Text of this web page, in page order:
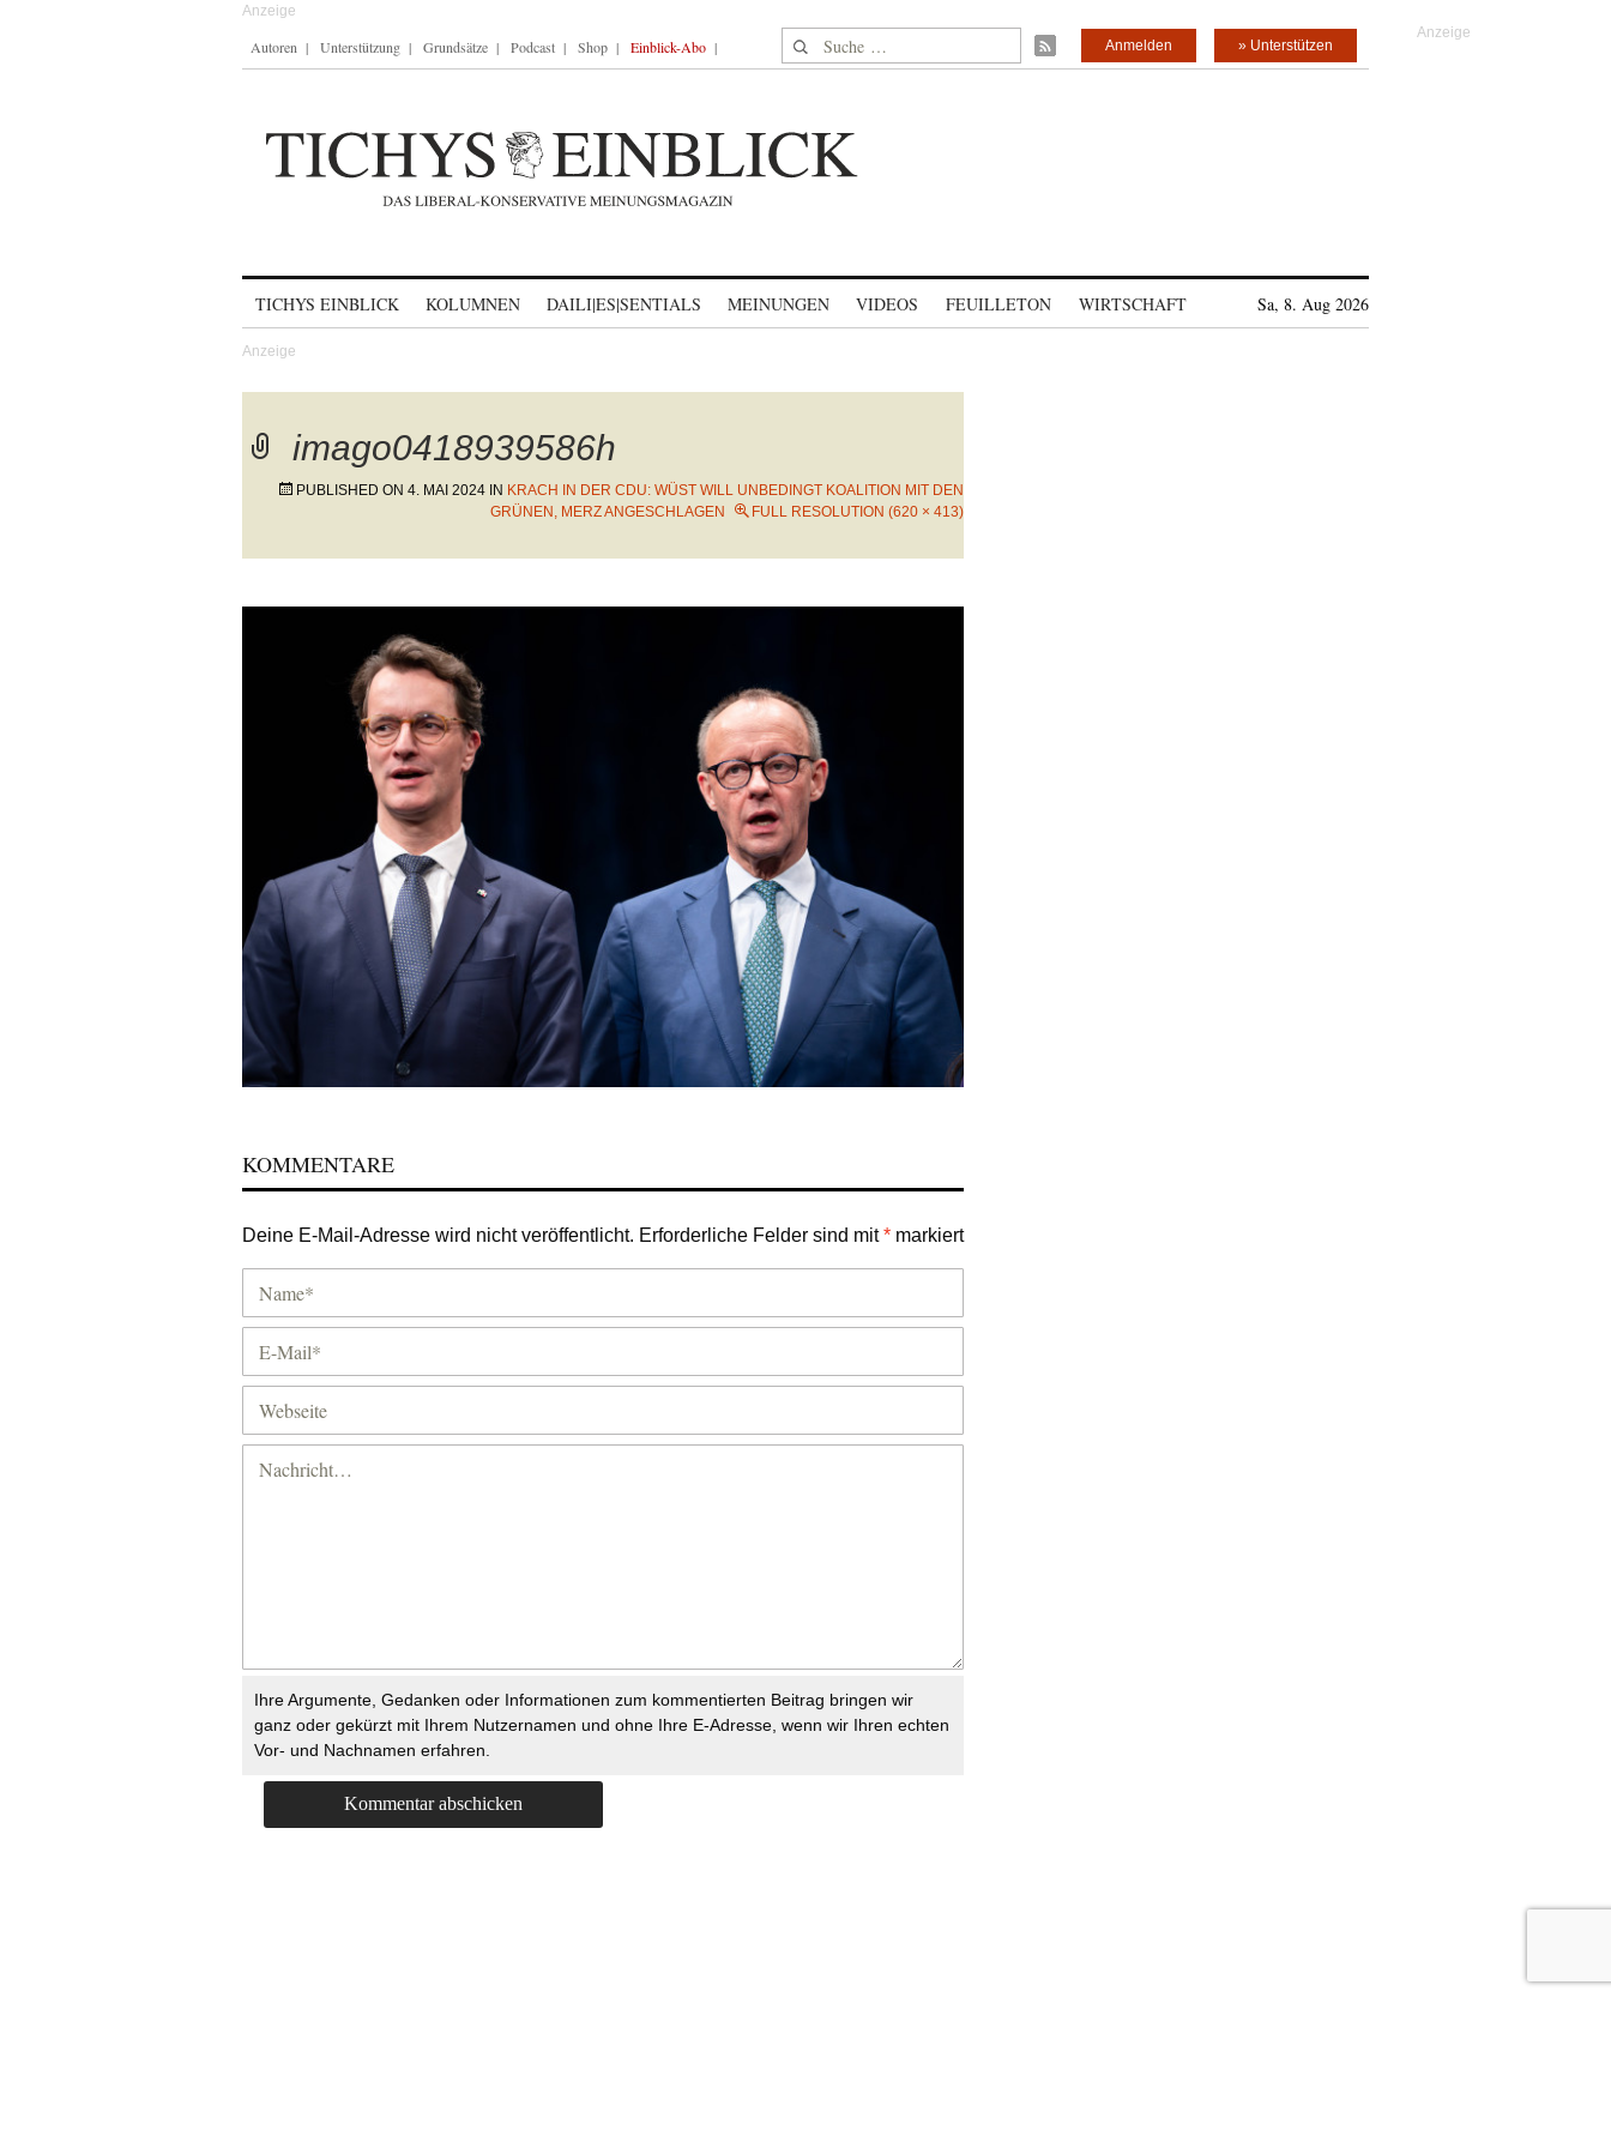
Autoren Unterstützung Grundsätze Podcast Shop Einblick-Abo Suche nach: » Unterstützen
Anmelden
TICHYS EINBLICK KOLUMNEN DAILI|ES|SENTIALS MEINUNGEN VIDEOS FEUILLETON WIRTSCHAFT Sa, 8. Aug 2026
imago0418939586h
PUBLISHED ON 4. MAI 2024 IN KRACH IN DER CDU: WÜST WILL UNBEDINGT KOALITION MIT DEN
GRÜNEN, MERZ ANGESCHLAGEN
FULL RESOLUTION (620 × 413)
KOMMENTARE
Deine E-Mail-Adresse wird nicht veröffentlicht. Erforderliche Felder sind mit* markiert
Ihre Argumente, Gedanken oder Informationen zum kommentierten Beitrag bringen wir
ganz oder gekürzt mit Ihrem Nutzernamen und ohne Ihre E-Adresse, wenn wir Ihren echten
Vor- und Nachnamen erfahren.